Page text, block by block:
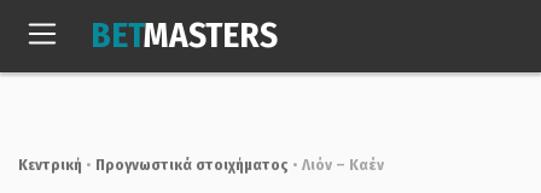
Σαβ, 8 Αυγ. 2026
BETMASTERS
Κεντρική • Προγνωστικά στοιχήματος • Λιόν – Καέν